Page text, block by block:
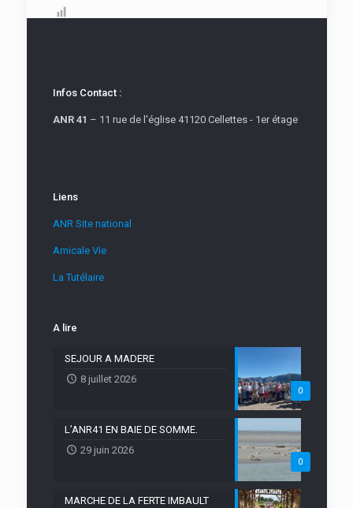
Infos Contact :
ANR 41 – 11 rue de l'église 41120 Cellettes - 1er étage
Liens
ANR Site national
Amicale Vie
La Tutélaire
A lire
0
SEJOUR A MADERE
8 juillet 2026
0
L’ANR41 EN BAIE DE SOMME.
29 juin 2026
MARCHE DE LA FERTE IMBAULT